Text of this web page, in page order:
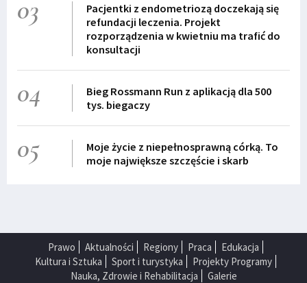
03
Pacjentki z endometriozą doczekają się
refundacji leczenia. Projekt
rozporządzenia w kwietniu ma trafić do
konsultacji
04
Bieg Rossmann Run z aplikacją dla 500
tys. biegaczy
05
Moje życie z niepełnosprawną córką. To
moje największe szczęście i skarb
Prawo Aktualności Regiony Praca
Edukacja
Kultura i Sztuka
Sport i turystyka
Projekty Programy
Nauka, Zdrowie i Rehabilitacja
Galerie